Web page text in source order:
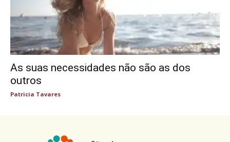
As suas necessidades não são as dos
outros
Patricia Tavares